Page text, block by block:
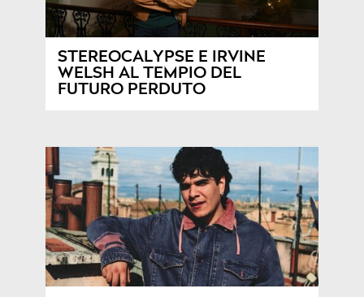
STEREOCALYPSE E IRVINE
WELSH AL TEMPIO DEL
FUTURO PERDUTO